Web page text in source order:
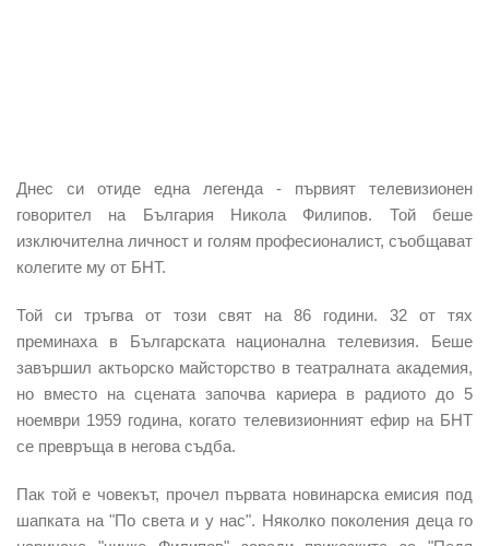
Днес си отиде една легенда - първият телевизионен
говорител на България Никола Филипов. Той беше
изключителна личност и голям професионалист, съобщават
колегите му от БНТ.
Той си тръгва от този свят на 86 години. 32 от тях
преминаха в Българската национална телевизия. Беше
завършил актьорско майсторство в театралната академия,
но вместо на сцената започва кариера в радиото до 5
ноември 1959 година, когато телевизионният ефир на БНТ
се превръща в негова съдба.
Пак той е човекът, прочел първата новинарска емисия под
шапката на "По света и у нас". Няколко поколения деца го